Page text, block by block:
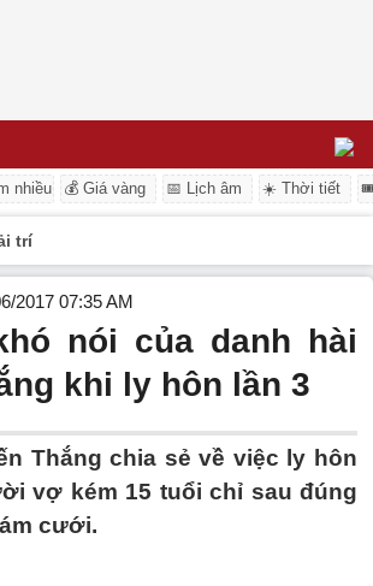
nhiều 💰 Giá vàng 📅 Lịch âm ☀️ Thời tiết
trí
2017 07:35 AM
nói của danh hài
khi ly hôn lần 3
Thắng chia sẻ về việc ly hôn
vợ kém 15 tuổi chỉ sau đúng
cưới.